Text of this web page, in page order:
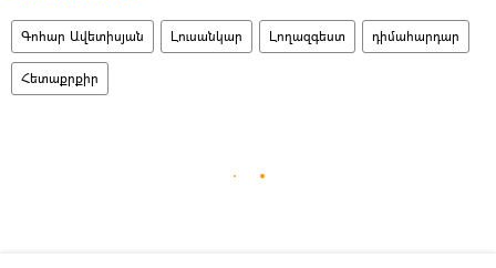
Գոհար Ավետիսյան Լուսանկար Լողազգեստ դիմահարդար
Հետաքրքիր